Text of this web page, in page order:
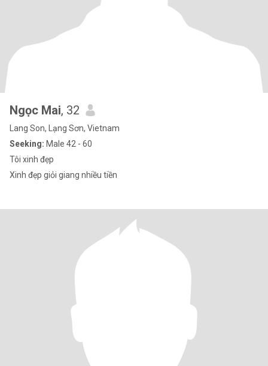
Ngọc Mai, 32
Lang Son, Lạng Sơn, Vietnam
Seeking: Male 42 - 60
Tôi xinh đẹp
Xinh đẹp giỏi giang nhiều tiền